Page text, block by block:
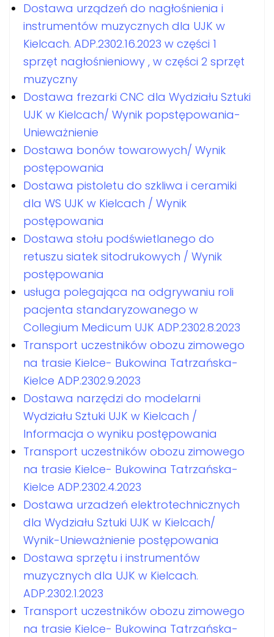
Dostawa urządzeń do nagłośnienia i
instrumentów muzycznych dla UJK w
Kielcach. ADP.2302.16.2023 w części 1
sprzęt nagłośnieniowy , w części 2 sprzęt
muzyczny
Dostawa frezarki CNC dla Wydziału Sztuki
UJK w Kielcach/ Wynik popstępowania-
Unieważnienie
Dostawa bonów towarowych/ Wynik
postępowania
Dostawa pistoletu do szkliwa i ceramiki
dla WS UJK w Kielcach / Wynik
postępowania
Dostawa stołu podświetlanego do
retuszu siatek sitodrukowych / Wynik
postępowania
usługa polegająca na odgrywaniu roli
pacjenta standaryzowanego w
Collegium Medicum UJK ADP.2302.8.2023
Transport uczestników obozu zimowego
na trasie Kielce- Bukowina Tatrzańska-
Kielce ADP.2302.9.2023
Dostawa narzędzi do modelarni
Wydziału Sztuki UJK w Kielcach /
Informacja o wyniku postępowania
Transport uczestników obozu zimowego
na trasie Kielce- Bukowina Tatrzańska-
Kielce ADP.2302.4.2023
Dostawa urzadzeń elektrotechnicznych
dla Wydziału Sztuki UJK w Kielcach/
Wynik-Unieważnienie postępowania
Dostawa sprzętu i instrumentów
muzycznych dla UJK w Kielcach.
ADP.2302.1.2023
Transport uczestników obozu zimowego
na trasie Kielce- Bukowina Tatrzańska-